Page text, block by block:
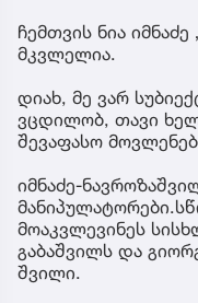
ჩემთვის ნია
მკვლელია.
დიახ, მე ვარ
ვცდილობ, თავი
შევაფასო
იმნაძე-
მოაკვლევინეს
გაბაშვილს და
შვილი.